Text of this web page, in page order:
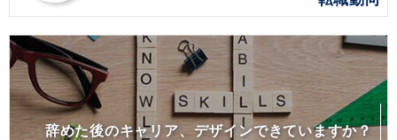
辞めた後のキャリア、デザインできていますか？